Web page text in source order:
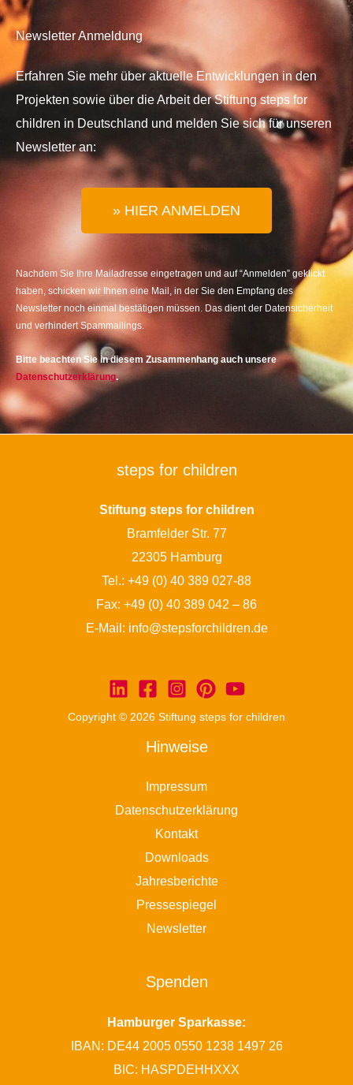
Newsletter Anmeldung
Erfahren Sie mehr über aktuelle Entwicklungen in den
Projekten sowie über die Arbeit der Stiftung steps for
children in Deutschland und melden Sie sich für unseren
Newsletter an:
» HIER ANMELDEN
Nachdem Sie Ihre Mailadresse eingetragen und auf “Anmelden” geklickt
haben, schicken wir Ihnen eine Mail, in der Sie den Empfang des
Newsletter noch einmal bestätigen müssen. Das dient der Datensicherheit
und verhindert Spammailings.
Bitte beachten Sie in diesem Zusammenhang auch unsere
Datenschutzerklärung.
steps for children
Stiftung steps for children
Bramfelder Str. 77
22305 Hamburg
Tel.: +49 (0) 40 389 027-88
Fax: +49 (0) 40 389 042 – 86
E-Mail: info@stepsforchildren.de
Copyright © 2026 Stiftung steps for children
Hinweise
Impressum
Datenschutzerklärung
Kontakt
Downloads
Jahresberichte
Pressespiegel
Newsletter
Spenden
Hamburger Sparkasse:
IBAN: DE44 2005 0550 1238 1497 26
BIC: HASPDEHHXXX